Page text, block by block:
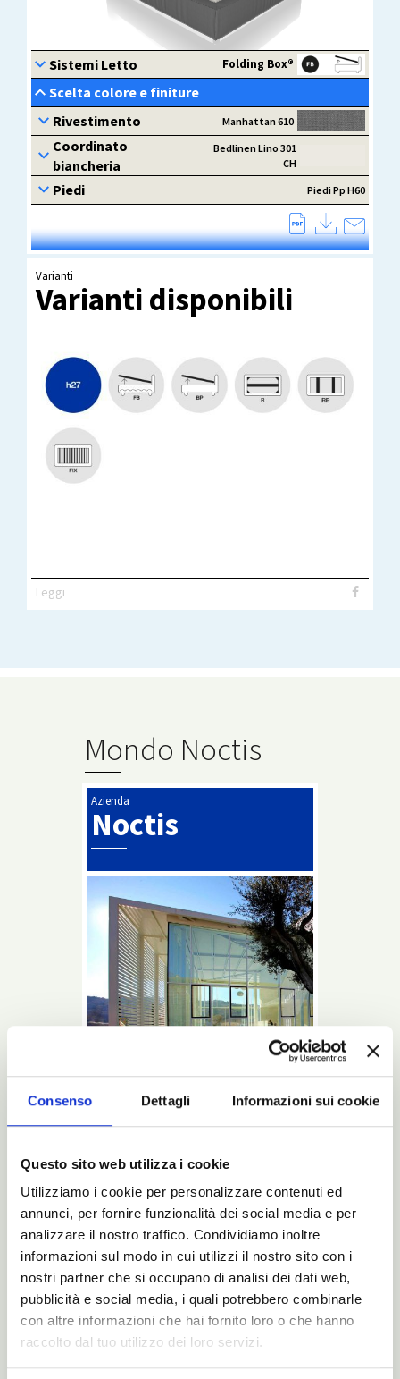
Consenso Dettagli Informazioni sui cookie
Questo sito web utilizza i cookie
Utilizziamo i cookie per personalizzare contenuti ed
annunci, per fornire funzionalità dei social media e per
analizzare il nostro traffico. Condividiamo inoltre
informazioni sul modo in cui utilizzi il nostro sito con i
nostri partner che si occupano di analisi dei dati web,
pubblicità e social media, i quali potrebbero combinarle
con altre informazioni che hai fornito loro o che hanno
raccolto dal tuo utilizzo dei loro servizi.
Varianti
Varianti disponibili
Leggi
Mondo Noctis
Azienda
Noctis
L’intero processo di creazione dei letti Noctis
è così: dal design sino all’ultimo sguardo
prima di chiudere la spedizione che arriverà a
casa vostra.
Leggi
Cataloghi
BluNotte